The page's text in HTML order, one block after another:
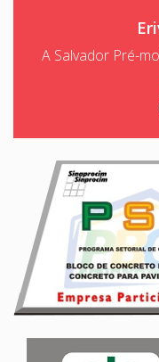
A Salvador Pré-